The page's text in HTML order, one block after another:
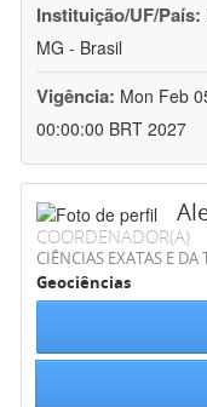
Instituição/UF/País:
MG - Brasil
Vigência: Mon Feb
00:00:00 BRT 2027
COORDENADOR(A)
CIÊNCIAS EXATAS E DA
Geociências